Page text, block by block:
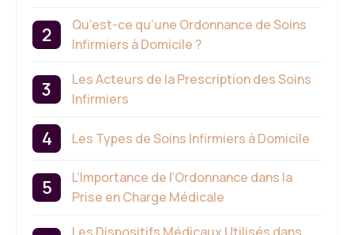
Qu’est-ce qu’une Ordonnance de Soins
Infirmiers à Domicile ?
Les Acteurs de la Prescription des Soins
Infirmiers
Les Types de Soins Infirmiers à Domicile
L’Importance de l’Ordonnance dans la
Prise en Charge Médicale